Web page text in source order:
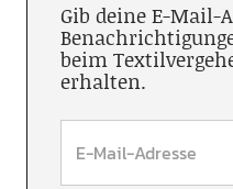
Gib deine E-Mail-
beim
erhalten.